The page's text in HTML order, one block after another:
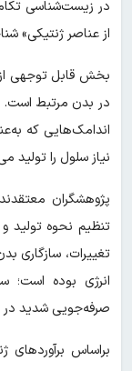
در زیست‌شناسی
از عناصر ژنتیکی»
بخش قابل توجهی از
در بدن مرتبط است.
اندامک‌هایی که
نیاز سلول را تولید
پژوهشگران
تنظیم نحوه تولید
تغییرات، سازگاری
انرژی بوده
صرفه‌جویی شدید در